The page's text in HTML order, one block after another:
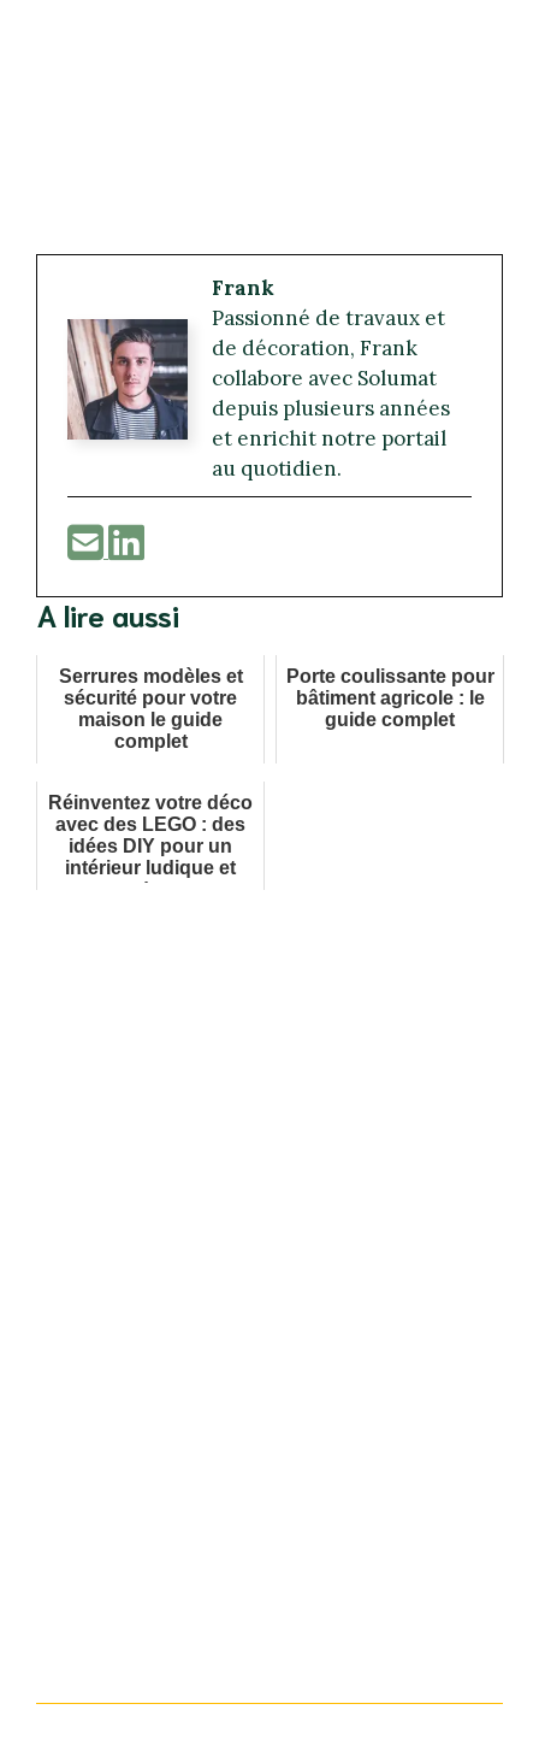
Frank
Passionné de travaux et
de décoration, Frank
collabore avec Solumat
depuis plusieurs années
et enrichit notre portail
au quotidien.
A lire aussi
Serrures modèles et
sécurité pour votre
maison le guide
complet
Porte coulissante pour
bâtiment agricole : le
guide complet
Réinventez votre déco
avec des LEGO : des
idées DIY pour un
intérieur ludique et
tendance